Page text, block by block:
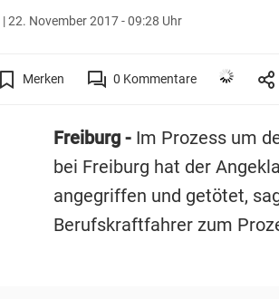
|22. November 2017 - 09:28 Uhr
Merken 0 Kommentare
Freiburg - Im Prozess um
bei Freiburg hat der
angegriffen und getötet,
Berufskraftfahrer zum